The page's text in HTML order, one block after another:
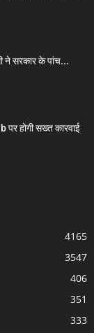
सरकार के पांच...
पर होगी सख्त कारवाई
4165
3547
406
351
333